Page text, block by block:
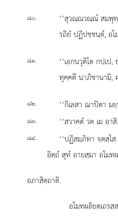
๘๐. ‘‘สุวณฺณวณฺณํ สมฺพุ
รถิยํ ปฏิปชฺชนฺตํ, อ
๘๑.
‘‘เอกนวุติโต กปฺเ
ทุคฺคตึ นาภิชานามิ,
๘๒. ‘‘กิเลสา ฌาปิตา ม
๘๓. ‘‘สฺวาคตํ วต เม อา
๘๔.
‘‘ปฏิสมฺภิทา จตสฺโ
อิตฺถํ สุทํ อายสฺมา อโมท
อภาสิตฺถาติ.
อโมทผลิยตฺเถร